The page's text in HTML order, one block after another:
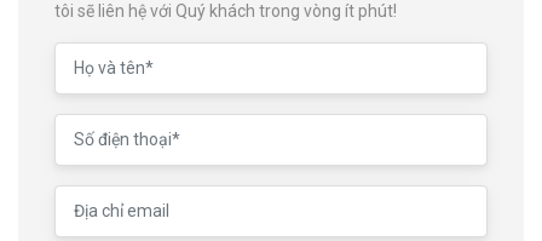
tôi sẽ liên hệ với Quý khách trong vòng ít phút!